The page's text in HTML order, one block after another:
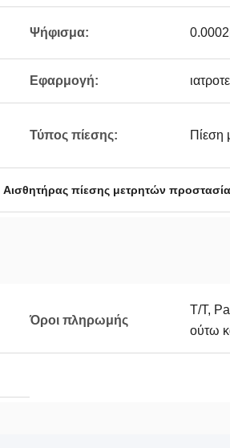
Ψήφισμα:
Εφαρμογή:
Τύπος πίεσης: Πίεση
Αισθητήρας πίεσης μετρητών
Όροι πληρωμής
T/T,
ούτω